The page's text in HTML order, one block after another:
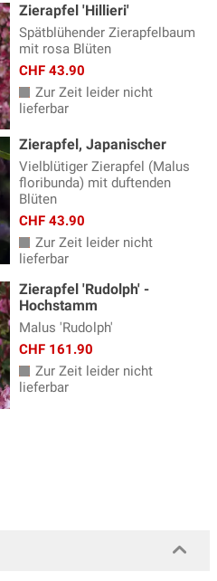
Zierapfel 'Hillieri'
Spätblühender Zierapfelbaum
mit rosa Blüten
CHF 43.90
Zur Zeit leider nicht
lieferbar
Zierapfel, Japanischer
Vielblütiger Zierapfel (Malus
floribunda) mit duftenden
Blüten
CHF 43.90
Zur Zeit leider nicht
lieferbar
Zierapfel 'Rudolph' -
Hochstamm
Malus 'Rudolph'
CHF 161.90
Zur Zeit leider nicht
lieferbar